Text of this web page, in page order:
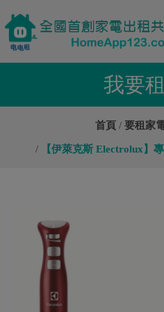
我要
首頁 要租家
【伊萊克斯 Electrolux】